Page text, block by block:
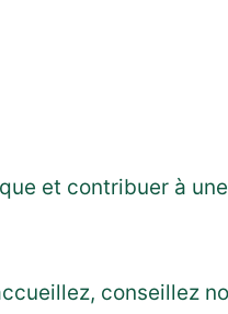
et contribuer à
conseillez